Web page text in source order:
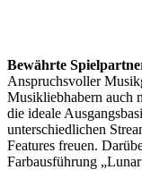
Bewährte
Anspruchsvoller
Musikliebhabern auch
die ideale
unterschiedlichen
Features freuen.
Farbausführung